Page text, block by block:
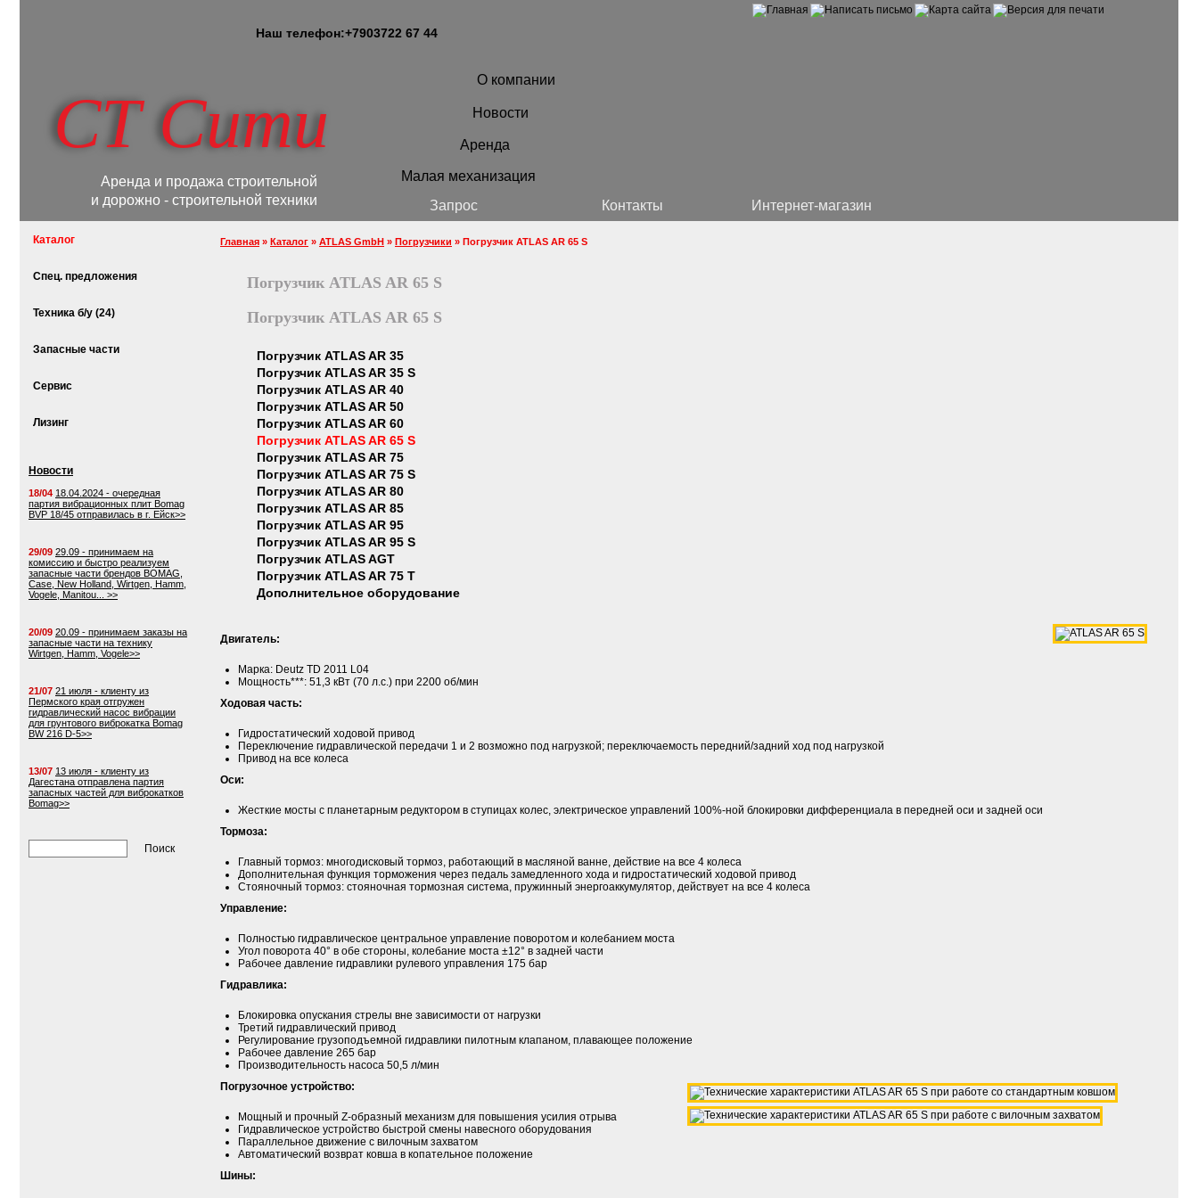
Наш телефон:+7903722 67 44
О компании
Новости
Аренда
Малая механизация
СТ Сити
Аренда и продажа строительной
и дорожно - строительной техники
Запрос Контакты Интернет-магазин
Главная » Каталог » ATLAS GmbH » Погрузчики » Погрузчик ATLAS AR 65 S
Погрузчик ATLAS AR 65 S
Погрузчик ATLAS AR 65 S
Погрузчик ATLAS AR 35
Погрузчик ATLAS AR 35 S
Погрузчик ATLAS AR 40
Погрузчик ATLAS AR 50
Погрузчик ATLAS AR 60
Погрузчик ATLAS AR 65 S
Погрузчик ATLAS AR 75
Погрузчик ATLAS AR 75 S
Погрузчик ATLAS AR 80
Погрузчик ATLAS AR 85
Погрузчик ATLAS AR 95
Погрузчик ATLAS AR 95 S
Погрузчик ATLAS AGT
Погрузчик ATLAS AR 75 T
Дополнительное оборудование
Двигатель:
Марка: Deutz TD 2011 L04
Мощность***: 51,3 кВт (70 л.с.) при 2200 об/мин
Ходовая часть:
Гидростатический ходовой привод
Переключение гидравлической передачи 1 и 2 возможно под нагрузкой; переключаемость передний/задний ход под нагрузкой
Привод на все колеса
Оси:
Жесткие мосты с планетарным редуктором в ступицах колес, электрическое управлений 100%-ной блокировки дифференциала в передней оси и задней оси
Тормоза:
Главный тормоз: многодисковый тормоз, работающий в масляной ванне, действие на все 4 колеса
Дополнительная функция торможения через педаль замедленного хода и гидростатический ходовой привод
Стояночный тормоз: стояночная тормозная система, пружинный энергоаккумулятор, действует на все 4 колеса
Управление:
Полностью гидравлическое центральное управление поворотом и колебанием моста
Угол поворота 40° в обе стороны, колебание моста ±12° в задней части
Рабочее давление гидравлики рулевого управления 175 бар
Гидравлика:
Блокировка опускания стрелы вне зависимости от нагрузки
Третий гидравлический привод
Регулирование грузоподъемной гидравлики пилотным клапаном, плавающее положение
Рабочее давление 265 бар
Производительность насоса 50,5 л/мин
Погрузочное устройство:
Мощный и прочный Z-образный механизм для повышения усилия отрыва
Гидравлическое устройство быстрой смены навесного оборудования
Параллельное движение с вилочным захватом
Автоматический возврат ковша в копательное положение
Шины:
Каталог
Спец. предложения
Техника б/у (24)
Запасные части
Сервис
Лизинг
Новости
18/04 18.04.2024 - очередная
партия вибрационных плит Bomag
BVP 18/45 отправилась в г. Ейск>>
29/09 29.09 - принимаем на
комиссию и быстро реализуем
запасные части брендов BOMAG,
Case, New Holland, Wirtgen, Hamm,
Vogele, Manitou... >>
20/09 20.09 - принимаем заказы на
запасные части на технику
Wirtgen, Hamm, Vogele>>
21/07 21 июля - клиенту из
Пермского края отгружен
гидравлический насос вибрации
для грунтового виброкатка Bomag
BW 216 D-5>>
13/07 13 июля - клиенту из
Дагестана отправлена партия
запасных частей для виброкатков
Bomag>>